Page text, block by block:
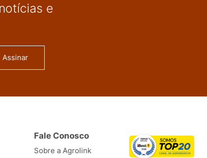
e
Assinar
Fale Conosco
Sobre a Agrolink